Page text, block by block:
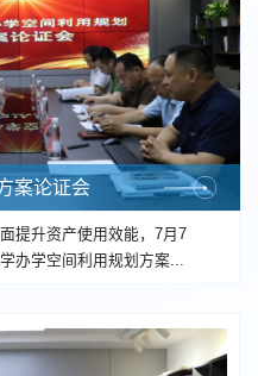
案论证会
提升资产使用效能，7月7
办学空间利用规划方案...